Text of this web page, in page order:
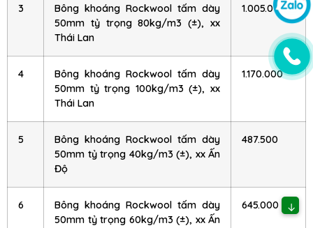
3
Bông khoáng Rockwool tấm dày
50mm tỷ trọng 80kg/m3 (±), xx
Thái Lan
1.005.000
4
Bông khoáng Rockwool tấm dày
50mm tỷ trọng 100kg/m3 (±), xx
Thái Lan
1.170.000
5
Bông khoáng Rockwool tấm dày
50mm tỷ trọng 40kg/m3 (±), xx Ấn
Độ
487.500
6
Bông khoáng Rockwool tấm dày
50mm tỷ trọng 60kg/m3 (±), xx Ấn
645.000 ↓